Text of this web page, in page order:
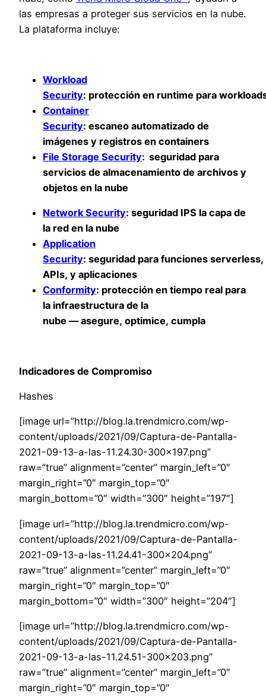
las empresas a proteger sus servicios en la nube.
La plataforma incluye:
Workload
Security: protección en runtime para
Container
Security: escaneo automatizado de
imágenes y registros en containers
File Storage Security: seguridad para
servicios de almacenamiento de archivos y
objetos en la nube
Network Security: seguridad IPS la capa de
la red en la nube
Application
Security: seguridad para funciones serverless,
APIs, y aplicaciones
Conformity: protección en tiempo real para
la infraestructura de la
nube —asegure, optimice, cumpla
Indicadores de Compromiso
Hashes
[image url=”http://blog.la.trendmicro.com/wp-
content/uploads/2021/09/Captura-de-Pantalla-
2021-09-13-a-las-11.24.30-300×197.png”
raw=”true” alignment=”center” margin_left=”0″
margin_right=”0″ margin_top=”0″
margin_bottom=”0″ width=”300″ height=”197″]
[image url=”http://blog.la.trendmicro.com/wp-
content/uploads/2021/09/Captura-de-Pantalla-
2021-09-13-a-las-11.24.41-300×204.png”
raw=”true” alignment=”center” margin_left=”0″
margin_right=”0″ margin_top=”0″
margin_bottom=”0″ width=”300″ height=”204″]
[image url=”http://blog.la.trendmicro.com/wp-
content/uploads/2021/09/Captura-de-Pantalla-
2021-09-13-a-las-11.24.51-300×203.png”
raw=”true” alignment=”center” margin_left=”0″
margin_right=”0″ margin_top=”0″